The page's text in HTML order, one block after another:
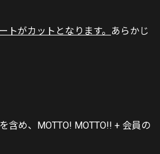
トがカットとなります。
あらかじ
含め、MOTTO! MOTTO!! + 会員の